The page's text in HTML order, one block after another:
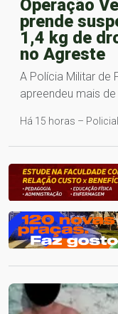
Operação
prende
1,4 kg de
no Agreste
A Polícia Militar de
apreendeu mais
Há 15 horas – Policial